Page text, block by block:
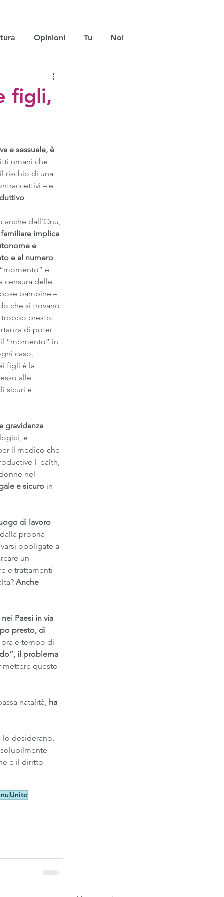
Opinioni Tu Noi
figli,
e sessuale, è
umani che
rischio di una
– e
anche dall’Onu,
implica
e
e al numero
è
censura delle
bambine –
che si trovano
troppo presto.
di poter
“momento” in
caso,
figli è la
alle
sicuri e
gravidanza
e
il medico che
Health,
nel
e sicuro in
di lavoro
propria
obbligate a
un
e trattamenti
Anche
Paesi in via
presto, di
ora e tempo di
il problema
mettere questo
natalità, ha
lo desiderano,
e il diritto
Unite